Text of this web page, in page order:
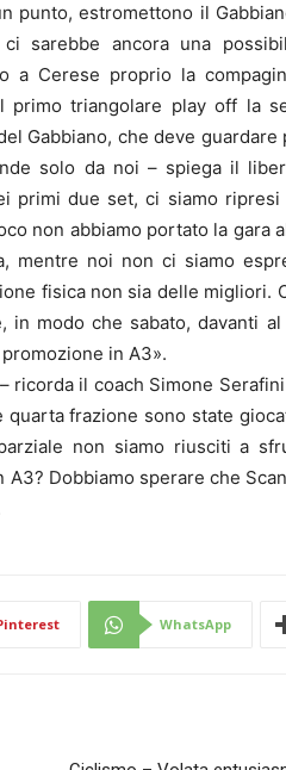
estromettono il
sarebbe ancora una
a Cerese proprio la
triangolare play off la
Gabbiano, che deve guardare
solo da noi – spiega il
primi due set, ci siamo
non abbiamo portato la gara
noi non ci siamo
fisica non sia delle migliori.
modo che sabato, davanti
in A3».
ricorda il coach Simone
frazione sono state
non siamo riusciti a
Dobbiamo sperare che
WhatsApp